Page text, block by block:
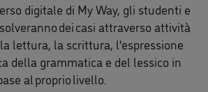
digitale di My Way, gli studenti e
dei casi attraverso attività
lettura, la scrittura, l'espressione
della grammatica e del lessico in
al proprio livello.